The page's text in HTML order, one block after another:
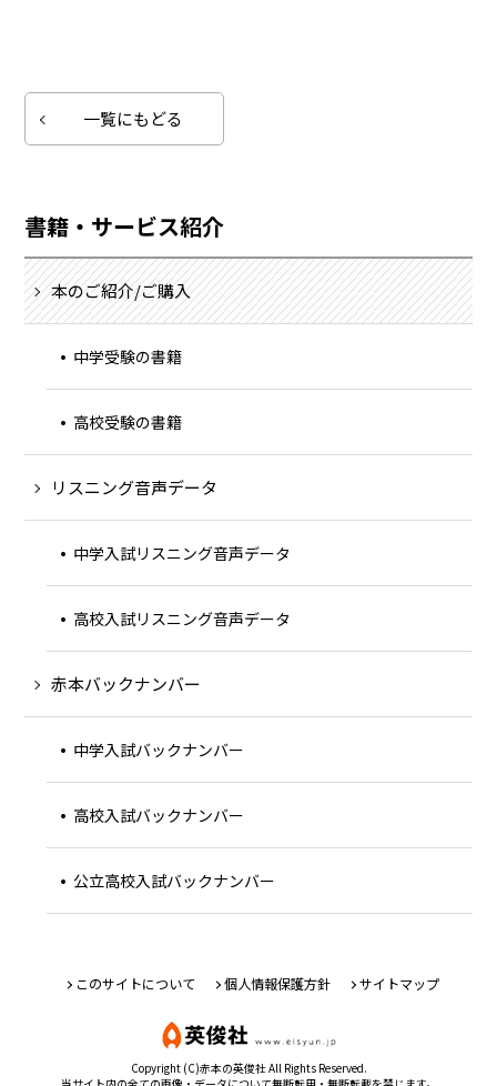
一覧にもどる
書籍・サービス紹介
本のご紹介/ご購入
中学受験の書籍
高校受験の書籍
リスニング音声データ
中学入試リスニング音声データ
高校入試リスニング音声データ
赤本バックナンバー
中学入試バックナンバー
高校入試バックナンバー
公立高校入試バックナンバー
このサイトについて 個人情報保護方針 サイトマップ
Copyright (C)赤本の英俊社 All Rights Reserved.